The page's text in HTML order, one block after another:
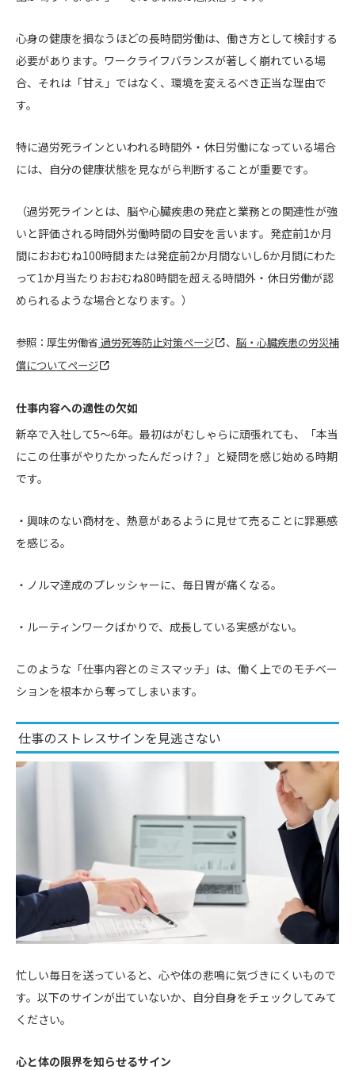
心身の健康を損なうほどの長時間労働は、働き方として検討する
必要があります。ワークライフバランスが著しく崩れている場
合、それは「甘え」ではなく、環境を変えるべき正当な理由で
す。
特に過労死ラインといわれる時間外・休日労働になっている場合
には、自分の健康状態を見ながら判断することが重要です。
（過労死ラインとは、脳や心臓疾患の発症と業務との関連性が強
いと評価される時間外労働時間の目安を言います。発症前1か月
間におおむね100時間または発症前2か月間ないし6か月間にわた
って1か月当たりおおむね80時間を超える時間外・休日労働が認
められるような場合となります。）
参照：厚生労働省 過労死等防止対策ページ 、 脳・心臓疾患の労災補
償についてページ
仕事内容への適性の欠如
新卒で入社して5〜6年。最初はがむしゃらに頑張れても、「本当
にこの仕事がやりたかったんだっけ？」と疑問を感じ始める時期
です。
・興味のない商材を、熱意があるように見せて売ることに罪悪感
を感じる。
・ノルマ達成のプレッシャーに、毎日胃が痛くなる。
・ルーティンワークばかりで、成長している実感がない。
このような「仕事内容とのミスマッチ」は、働く上でのモチベー
ションを根本から奪ってしまいます。
仕事のストレスサインを見逃さない
忙しい毎日を送っていると、心や体の悲鳴に気づきにくいもので
す。以下のサインが出ていないか、自分自身をチェックしてみて
ください。
心と体の限界を知らせるサイン